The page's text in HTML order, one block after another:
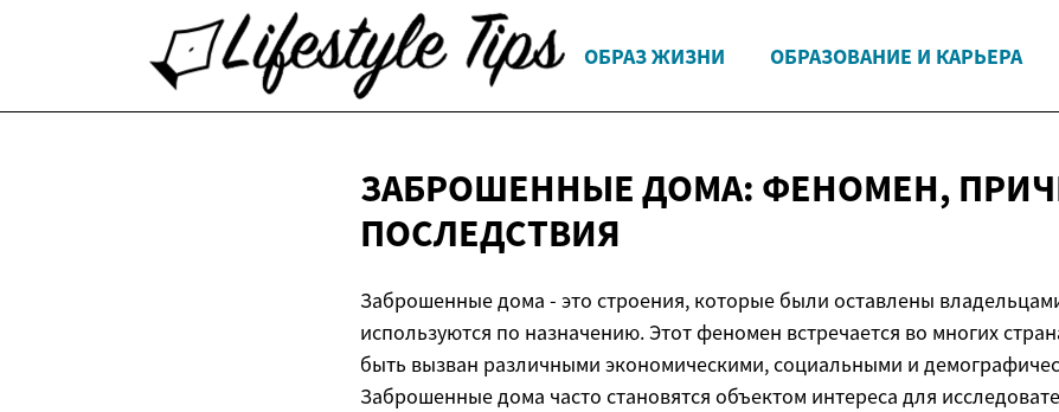
ОБРАЗ ЖИЗНИ ОБРАЗОВАНИЕ И КАРЬЕРА
ЗАБРОШЕННЫЕ ДОМА: ФЕНОМЕН,
ПОСЛЕДСТВИЯ
Заброшенные дома - это строения, которые были оставлены
используются по назначению. Этот феномен встречается во многих
быть вызван различными экономическими, социальными и
Заброшенные дома часто становятся объектом интереса для